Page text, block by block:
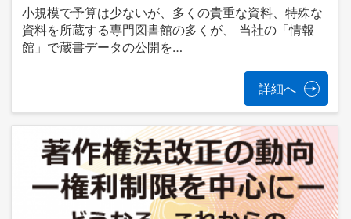
小規模で予算は少ないが、多くの貴重な資料、特殊な
資料を所蔵する専門図書館の多くが、 当社の「情報
館」で蔵書データの公開を…
詳細へ